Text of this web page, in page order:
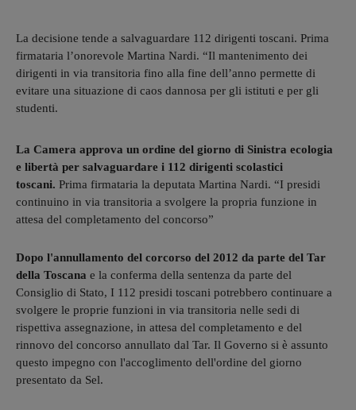
La decisione tende a salvaguardare 112 dirigenti toscani. Prima
firmataria l’onorevole Martina Nardi. “Il mantenimento dei
dirigenti in via transitoria fino alla fine dell’anno permette di
evitare una situazione di caos dannosa per gli istituti e per gli
studenti.
La Camera approva un ordine del giorno di Sinistra ecologia
e libertà per salvaguardare i 112 dirigenti scolastici
toscani. Prima firmataria la deputata Martina Nardi. “I presidi
continuino in via transitoria a svolgere la propria funzione in
attesa del completamento del concorso”
Dopo l'annullamento del corcorso del 2012 da parte del Tar
della Toscana e la conferma della sentenza da parte del
Consiglio di Stato, I 112 presidi toscani potrebbero continuare a
svolgere le proprie funzioni in via transitoria nelle sedi di
rispettiva assegnazione, in attesa del completamento e del
rinnovo del concorso annullato dal Tar. Il Governo si è assunto
questo impegno con l'accoglimento dell'ordine del giorno
presentato da Sel.